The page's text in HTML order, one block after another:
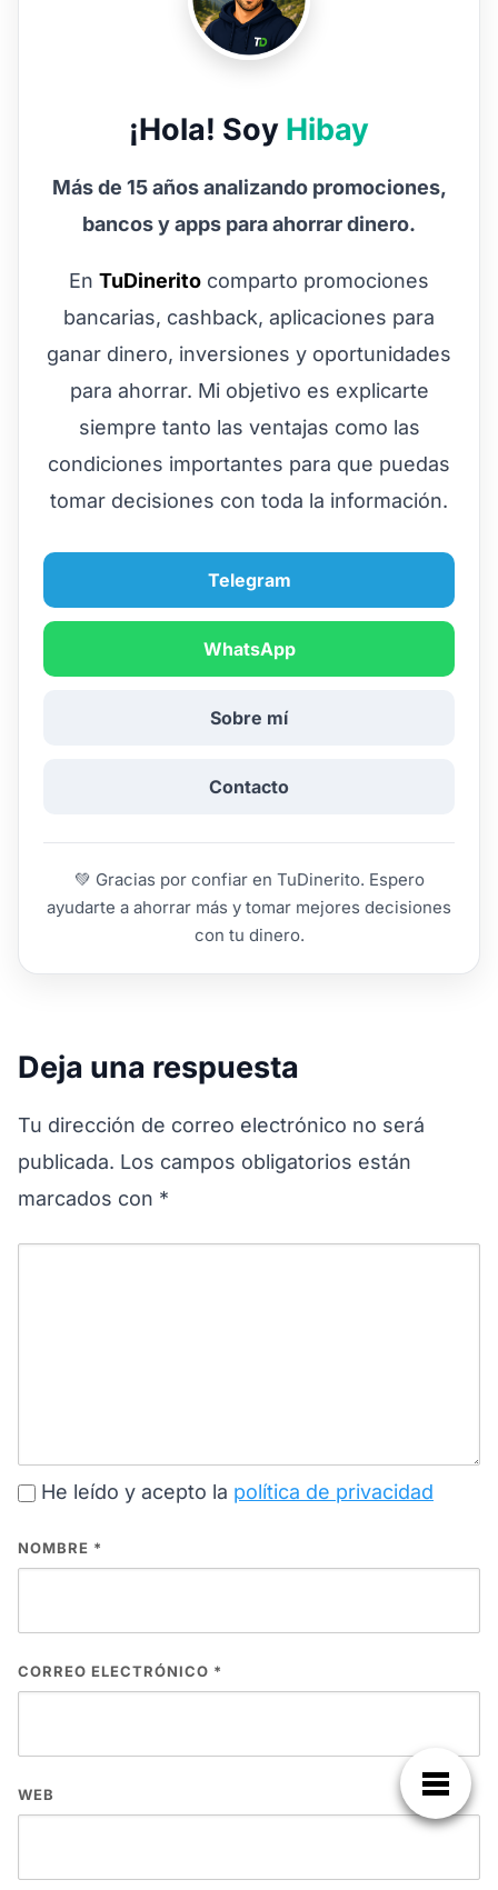
¡Hola! Soy Hibay
Más de 15 años analizando promociones,
bancos y apps para ahorrar dinero.
En TuDinerito comparto promociones
bancarias, cashback, aplicaciones para
ganar dinero, inversiones y oportunidades
para ahorrar. Mi objetivo es explicarte
siempre tanto las ventajas como las
condiciones importantes para que puedas
tomar decisiones con toda la información.
Telegram
WhatsApp
Sobre mí
Contacto
💚 Gracias por confiar en TuDinerito. Espero
ayudarte a ahorrar más y tomar mejores decisiones
con tu dinero.
Deja una respuesta
Tu dirección de correo electrónico no será
publicada. Los campos obligatorios están
marcados con *
He leído y acepto la política de privacidad
NOMBRE *
CORREO ELECTRÓNICO *
WEB